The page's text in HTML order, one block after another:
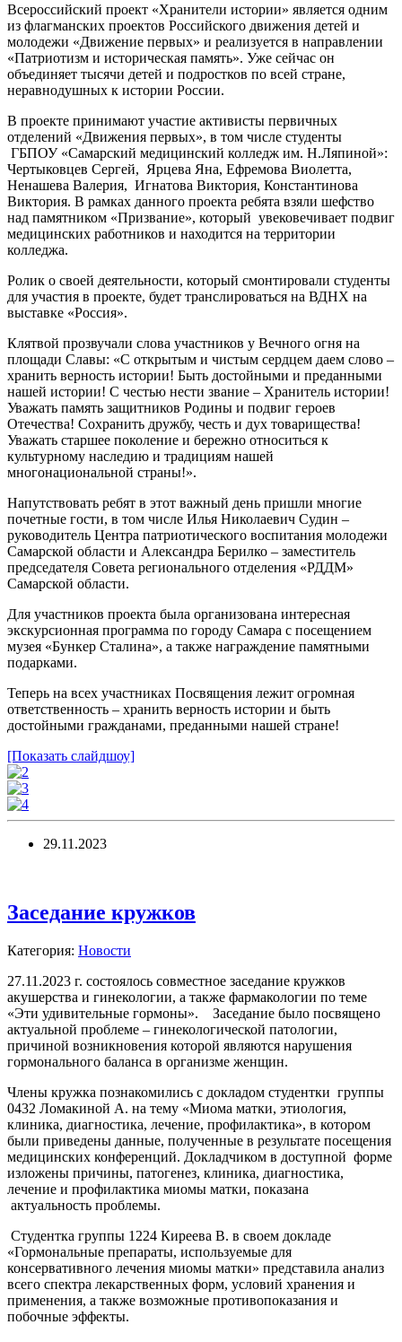
Всероссийский проект «Хранители истории» является одним
из флагманских проектов Российского движения детей и
молодежи «Движение первых» и реализуется в направлении
«Патриотизм и историческая память». Уже сейчас он
объединяет тысячи детей и подростков по всей стране,
неравнодушных к истории России.
В проекте принимают участие активисты первичных
отделений «Движения первых», в том числе студенты
ГБПОУ «Самарский медицинский колледж им. Н.Ляпиной»:
Чертыковцев Сергей, Ярцева Яна, Ефремова Виолетта,
Ненашева Валерия, Игнатова Виктория, Константинова
Виктория. В рамках данного проекта ребята взяли шефство
над памятником «Призвание», который увековечивает подвиг
медицинских работников и находится на территории
колледжа.
Ролик о своей деятельности, который смонтировали студенты
для участия в проекте, будет транслироваться на ВДНХ на
выставке «Россия».
Клятвой прозвучали слова участников у Вечного огня на
площади Славы: «С открытым и чистым сердцем даем слово –
хранить верность истории! Быть достойными и преданными
нашей истории! С честью нести звание – Хранитель истории!
Уважать память защитников Родины и подвиг героев
Отечества! Сохранить дружбу, честь и дух товарищества!
Уважать старшее поколение и бережно относиться к
культурному наследию и традициям нашей
многонациональной страны!».
Напутствовать ребят в этот важный день пришли многие
почетные гости, в том числе Илья Николаевич Судин –
руководитель Центра патриотического воспитания молодежи
Самарской области и Александра Берилко – заместитель
председателя Совета регионального отделения «РДДМ»
Самарской области.
Для участников проекта была организована интересная
экскурсионная программа по городу Самара с посещением
музея «Бункер Сталина», а также награждение памятными
подарками.
Теперь на всех участниках Посвящения лежит огромная
ответственность – хранить верность истории и быть
достойными гражданами, преданными нашей стране!
[Показать слайдшоу]
29.11.2023
Заседание кружков
Категория: Новости
27.11.2023 г. состоялось совместное заседание кружков
акушерства и гинекологии, а также фармакологии по теме
«Эти удивительные гормоны». Заседание было посвящено
актуальной проблеме – гинекологической патологии,
причиной возникновения которой являются нарушения
гормонального баланса в организме женщин.
Члены кружка познакомились с докладом студентки группы
0432 Ломакиной А. на тему «Миома матки, этиология,
клиника, диагностика, лечение, профилактика», в котором
были приведены данные, полученные в результате посещения
медицинских конференций. Докладчиком в доступной форме
изложены причины, патогенез, клиника, диагностика,
лечение и профилактика миомы матки, показана
актуальность проблемы.
Студентка группы 1224 Киреева В. в своем докладе
«Гормональные препараты, используемые для
консервативного лечения миомы матки» представила анализ
всего спектра лекарственных форм, условий хранения и
применения, а также возможные противопоказания и
побочные эффекты.